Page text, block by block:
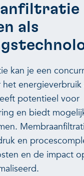
als
kan je een
energieverbruik
potentieel voor
en biedt
en
en de impact